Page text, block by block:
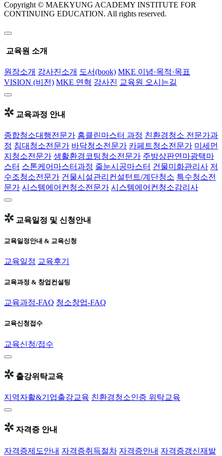
Copyright © MAEKYUNG ACADEMY INSTITUTE FOR
CONTINUING EDUCATION. All rights reserved.
교육원 소개
원장소개 강사진소개 도서(book) MKE 이념·목적·목표
VISION (비전) MKE 연혁 강사진 교육원 오시는길
교육과정 안내
종합청소대행전문가 홈클린마스터 과정 친환경청소 전문가과
정 침대청소전문가 바닥청소전문가 카페트청소전문가 미세먼
지청소전문가 생활환경코팅청소전문가 주방상판연마광택마
스터 스톤케어마스터과정 줄눈시공마스터 건물미화관리사 저
수조청소전문가 건물시설관리컨설턴트/계단청소 특수청소전
문가 시스템에어컨청소전문가 시스템에어컨청소감리사
교육일정 및 신청안내
교육일정안내 & 교육신청
교육일정 교육후기
교육과정 & 창업컨설팅
교육과정-FAQ 청소창업-FAQ
교육신청접수
교육신청/접수
출강위탁교육
지역자활&기업출강교육 친환경청소인증 위탁교육
자격증 안내
자격증제도안내 자격증취득절차 자격증안내 자격증갱신재발